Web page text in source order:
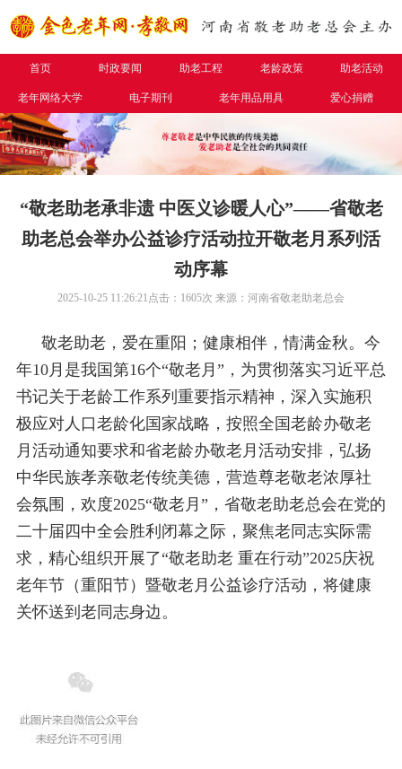
首页 时政要闻 助老工程 老龄政策 助老活动
老年网络大学 电子期刊 老年用品用具 爱心捐赠
“敬老助老承非遗 中医义诊暖人心”——省敬老
助老总会举办公益诊疗活动拉开敬老月系列活
动序幕
2025-10-25 11:26:21点击： 1605次 来源：河南省敬老助老总会
敬老助老，爱在重阳；健康相伴，情满金秋。今
年10月是我国第16个“敬老月”，为贯彻落实习近平总
书记关于老龄工作系列重要指示精神，深入实施积
极应对人口老龄化国家战略，按照全国老龄办敬老
月活动通知要求和省老龄办敬老月活动安排，弘扬
中华民族孝亲敬老传统美德，营造尊老敬老浓厚社
会氛围，欢度2025“敬老月”，省敬老助老总会在党的
二十届四中全会胜利闭幕之际，聚焦老同志实际需
求，精心组织开展了“敬老助老 重在行动”2025庆祝
老年节（重阳节）暨敬老月公益诊疗活动，将健康
关怀送到老同志身边。